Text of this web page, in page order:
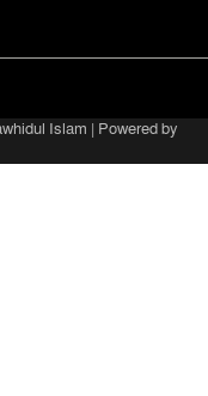
Islam | Powered by